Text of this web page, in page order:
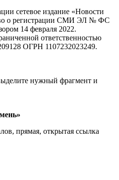
сетевое издание «Новости
о регистрации СМИ ЭЛ № ФС
14 февраля 2022.
ответственностью
ОГРН 1107232023249.
нужный фрагмент и
прямая, открытая ссылка